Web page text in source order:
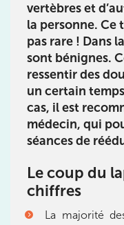
vertèbres et
la personne. Ce
pas rare ! Dans
sont bénignes.
ressentir des
un certain
cas, il est
médecin, qui
séances de
Le coup du
chiffres
La majorité
IK PARIS 16 –
8 Av. de
8 Av. de
01 42 15 22
Prenez RDV
IK PARIS 15 –